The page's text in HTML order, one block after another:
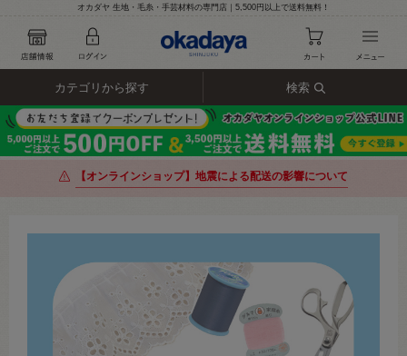
オカダヤ 生地・毛糸・手芸材料の専門店｜5,500円以上で送料無料！
カテゴリから探す 検索
【オンラインショップ】地震による配送の影響について